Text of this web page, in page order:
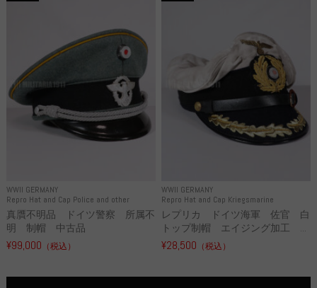
WWII GERMANY
Repro Hat and Cap Police and other
真贋不明品 ドイツ警察 所属不
明 制帽 中古品
¥99,000 （税込）
WWII GERMANY
Repro Hat and Cap Kriegsmarine
レプリカ ドイツ海軍 佐官 白
トップ制帽 エイジング加工 ...
¥28,500 （税込）